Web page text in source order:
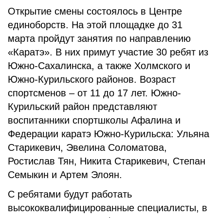
Открытие смены состоялось в Центре
единоборств. На этой площадке до 31
марта пройдут занятия по направлению
«Каратэ». В них примут участие 30 ребят из
Южно-Сахалинска, а также Холмского и
Южно-Курильского районов. Возраст
спортсменов – от 11 до 17 лет. Южно-
Курильский район представляют
воспитанники спортшколы Афалина и
Федерации каратэ Южно-Курильска: Ульяна
Старикевич, Эвелина Соломатова,
Ростислав Тян, Никита Старикевич, Степан
Семыкин и Артем Элоян.
С ребятами будут работать
высококвалифицированные специалисты, в